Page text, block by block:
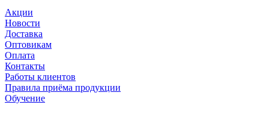
Акции
Новости
Доставка
Оптовикам
Оплата
Контакты
Работы клиентов
Правила приёма продукции
Обучение